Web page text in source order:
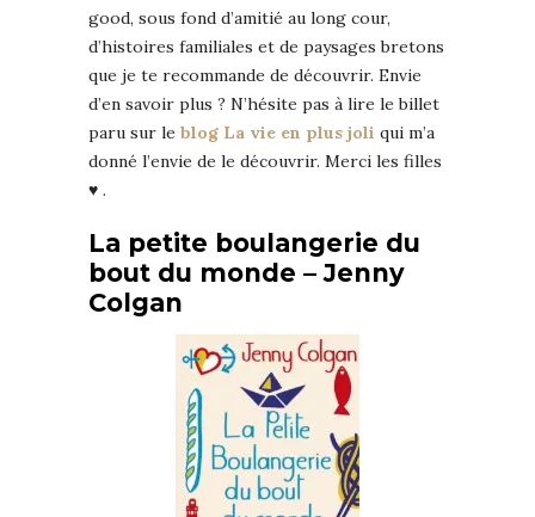
good, sous fond d’amitié au long cour,
d’histoires familiales et de paysages bretons
que je te recommande de découvrir. Envie
d’en savoir plus ? N’hésite pas à lire le billet
paru sur le blog La vie en plus joli qui m’a
donné l’envie de le découvrir. Merci les filles
♥ .
La petite boulangerie du
bout du monde – Jenny
Colgan